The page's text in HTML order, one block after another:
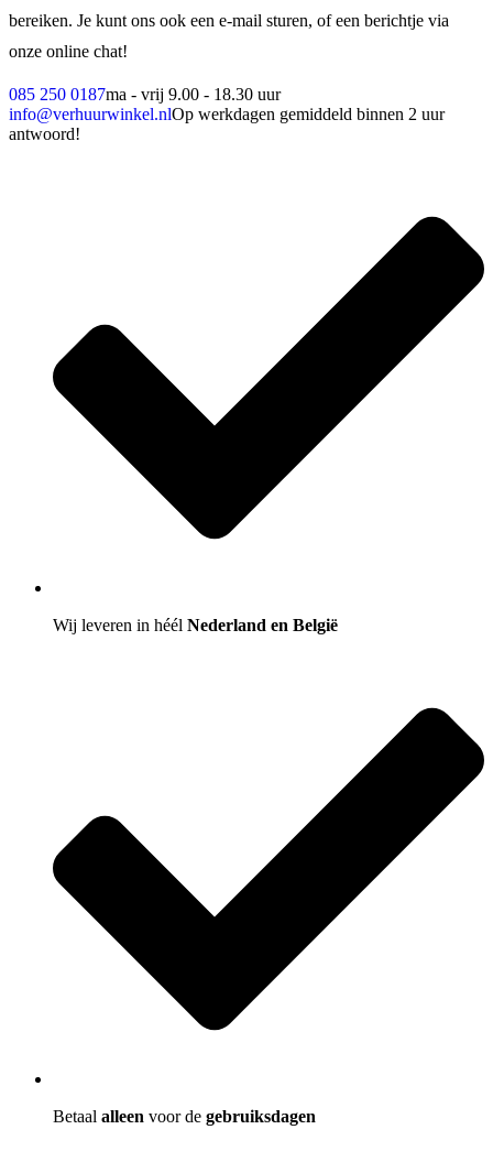
bereiken. Je kunt ons ook een e-mail sturen, of een berichtje via
onze online chat!
085 250 0187ma - vrij 9.00 - 18.30 uur
info@verhuurwinkel.nlOp werkdagen gemiddeld binnen 2 uur
antwoord!
Wij leveren in héél Nederland en België
Betaal alleen voor de gebruiksdagen